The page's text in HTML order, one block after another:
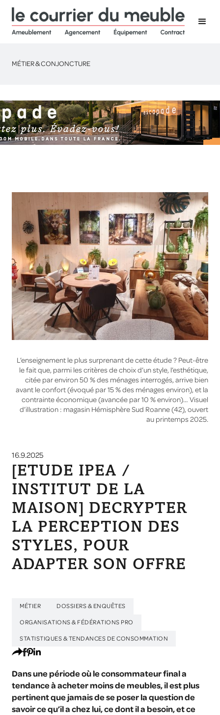
MÉTIER & CONJONCTURE
L’enseignement le plus surprenant de cette étude ? Peut-être
le fait que, parmi les critères de choix d’un style, l’esthétique,
citée par environ 50 % des ménages interrogés, arrive bien
avant le confort (évoqué par 15 % des ménages environ), et la
contrainte économique (avancée par 10 % environ)… Visuel
d’illustration : magasin Hémisphère Sud Roanne (42), ouvert
au printemps 2025.
16.9.2025
[ETUDE IPEA /
INSTITUT DE LA
MAISON] DECRYPTER
LA PERCEPTION DES
STYLES, POUR
ADAPTER SON OFFRE
MÉTIER DOSSIERS & ENQUÊTES
ORGANISATIONS & FÉDÉRATIONS PRO
STATISTIQUES & TENDANCES DE CONSOMMATION
Dans une période où le consommateur final a
tendance à acheter moins de meubles, il est plus
pertinent que jamais de se poser la question de
savoir ce qu’il a chez lui, ce dont il a besoin, et ce